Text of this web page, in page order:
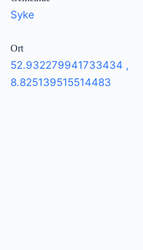
Syke
Ort
52.932279941733434 ,
8.825139515514483